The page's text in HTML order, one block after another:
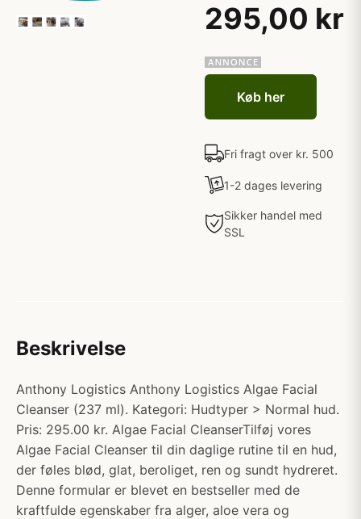
295,00 kr
Køb her
Fri fragt over kr. 500
1-2 dages levering
Sikker handel med
SSL
Beskrivelse
Anthony Logistics Anthony Logistics Algae Facial
Cleanser (237 ml). Kategori: Hudtyper > Normal hud.
Pris: 295.00 kr. Algae Facial CleanserTilføj vores
Algae Facial Cleanser til din daglige rutine til en hud,
der føles blød, glat, beroliget, ren og sundt hydreret.
Denne formular er blevet en bestseller med de
kraftfulde egenskaber fra alger, aloe vera og